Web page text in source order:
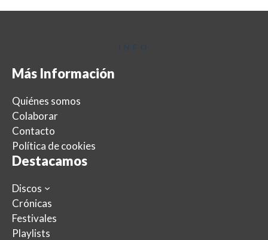
Más Información
Quiénes somos
Colaborar
Contacto
Política de cookies
Destacamos
Discos
Crónicas
Festivales
Playlists